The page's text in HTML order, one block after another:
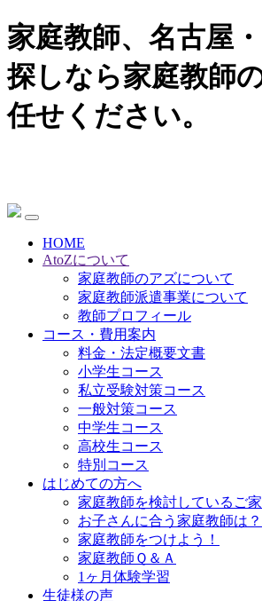
家庭教師、名古屋
探しなら家庭教師
任せください。
HOME
AtoZについて
家庭教師のアズについて
家庭教師派遣事業について
教師プロフィール
コース・費用案内
料金・法定概要文書
小学生コース
私立受験対策コース
一般対策コース
中学生コース
高校生コース
特別コース
はじめての方へ
家庭教師を検討しているご
お子さんに合う家庭教師は？
家庭教師をつけよう！
家庭教師Ｑ＆Ａ
1ヶ月体験学習
生徒様の声